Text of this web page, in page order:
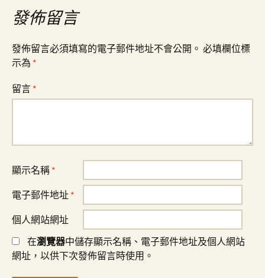
覽發佈留言
發佈留言必須填寫的電子郵件地址不會公開。 必填欄位標
示為 *
留言 *
顯示名稱 *
電子郵件地址 *
個人網站網址
在瀏覽器中儲存顯示名稱、電子郵件地址及個人網站
網址，以供下次發佈留言時使用。